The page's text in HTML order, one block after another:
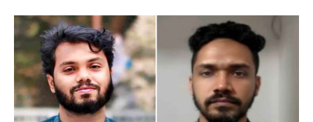
আসামিদের
গ্রেপ্তার
করা
না
হয়
তাহলে